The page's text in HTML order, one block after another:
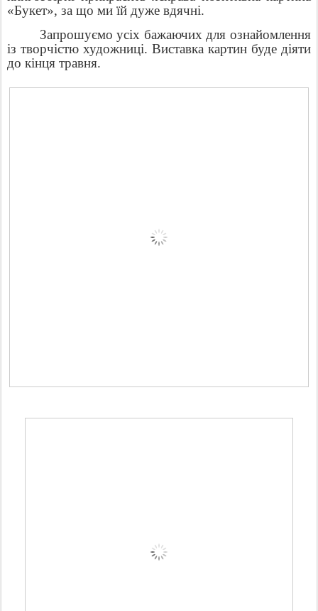
«Букет», за що ми їй дуже вдячні.
Запрошуємо усіх бажаючих для ознайомлення
із творчістю художниці. Виставка картин буде діяти
до кінця травня.